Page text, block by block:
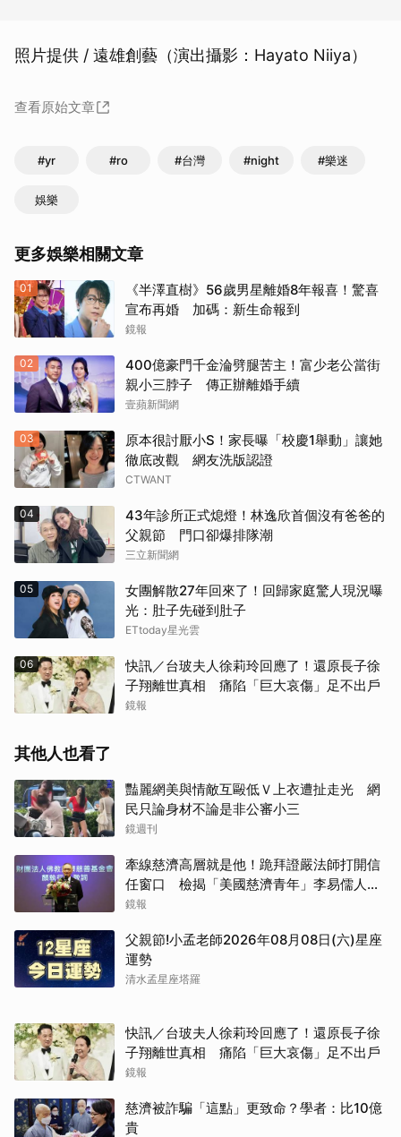
照片提供 / 遠雄創藝（演出攝影：Hayato Niiya）
查看原始文章
#yr #ro #台灣 #night #樂迷
娛樂
更多娛樂相關文章
01
《半澤直樹》56歲男星離婚8年報喜！驚喜
宣布再婚 加碼：新生命報到
鏡報
02
400億豪門千金淪劈腿苦主！富少老公當街
親小三脖子 傳正辦離婚手續
壹蘋新聞網
03
原本很討厭小S！家長曝「校慶1舉動」讓她
徹底改觀 網友洗版認證
CTWANT
04
43年診所正式熄燈！林逸欣首個沒有爸爸的
父親節 門口卻爆排隊潮
三立新聞網
05
女團解散27年回來了！回歸家庭驚人現況曝
光：肚子先碰到肚子
ETtoday星光雲
06
快訊／台玻夫人徐莉玲回應了！還原長子徐
子翔離世真相 痛陷「巨大哀傷」足不出戶
鏡報
其他人也看了
豔麗網美與情敵互毆低Ｖ上衣遭扯走光 網
民只論身材不論是非公審小三
鏡週刊
牽線慈濟高層就是他！跪拜證嚴法師打開信
任窗口 檢揭「美國慈濟青年」李易儒人脈
網絡
鏡報
父親節!小孟老師2026年08月08日(六)星座
運勢
清水孟星座塔羅
快訊／台玻夫人徐莉玲回應了！還原長子徐
子翔離世真相 痛陷「巨大哀傷」足不出戶
鏡報
慈濟被詐騙「這點」更致命？學者：比10億
貴